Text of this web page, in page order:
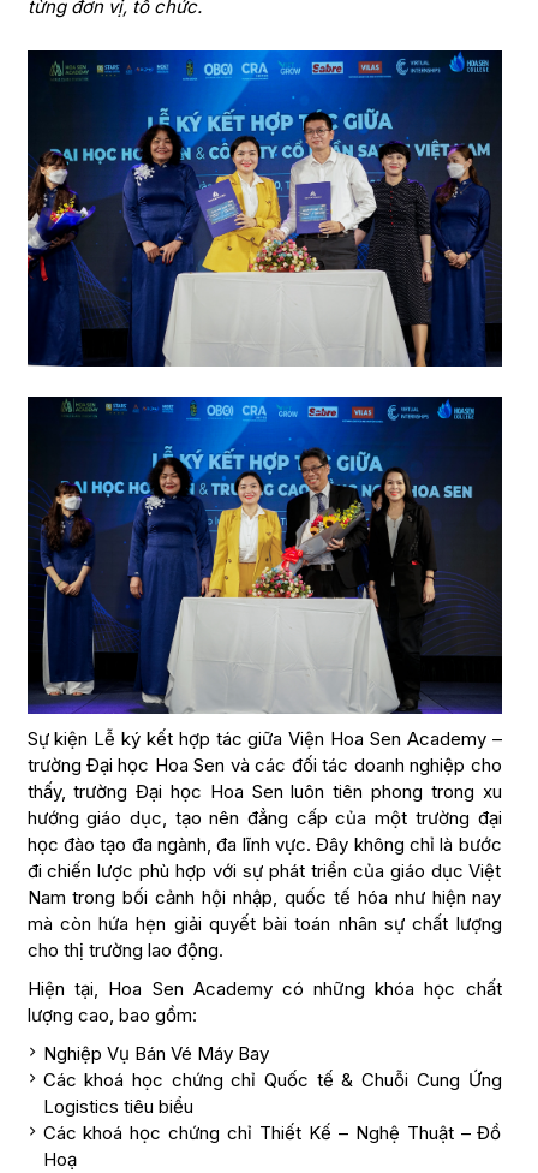
từng đơn vị, tổ chức.
Sự kiện Lễ ký kết hợp tác giữa Viện Hoa Sen Academy –
trường Đại học Hoa Sen và các đối tác doanh nghiệp cho
thấy, trường Đại học Hoa Sen luôn tiên phong trong xu
hướng giáo dục, tạo nên đẳng cấp của một trường đại
học đào tạo đa ngành, đa lĩnh vực. Đây không chỉ là bước
đi chiến lược phù hợp với sự phát triển của giáo dục Việt
Nam trong bối cảnh hội nhập, quốc tế hóa như hiện nay
mà còn hứa hẹn giải quyết bài toán nhân sự chất lượng
cho thị trường lao động.
Hiện tại, Hoa Sen Academy có những khóa học chất
lượng cao, bao gồm:
Nghiệp Vụ Bán Vé Máy Bay
Các khoá học chứng chỉ Quốc tế & Chuỗi Cung Ứng
Logistics tiêu biểu
Các khoá học chứng chỉ Thiết Kế – Nghệ Thuật – Đồ
Hoạ